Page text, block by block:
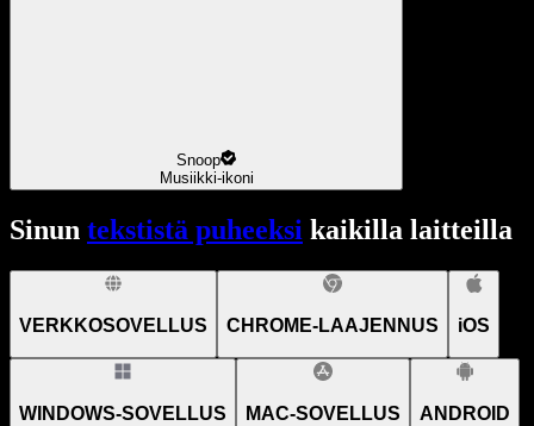
Snoop
Musiikki-ikoni
Sinun tekstistä puheeksi kaikilla laitteilla
VERKKOSOVELLUS CHROME-LAAJENNUS iOS
WINDOWS-SOVELLUS MAC-SOVELLUS ANDROID